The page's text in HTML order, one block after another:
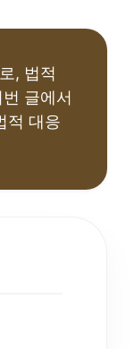
, 법적
글에서
적 대응